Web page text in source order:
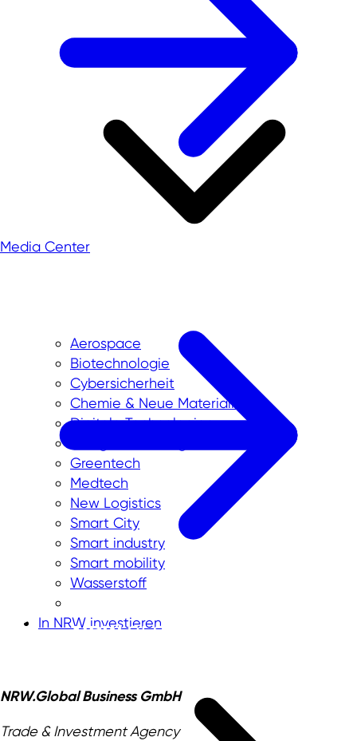
Aerospace
Biotechnologie
Cybersicherheit
Chemie & Neue Materialien
Digitale Technologien
Greentech
Medtech
New Logistics
Smart City
Smart industry
Smart mobility
Wasserstoff
In NRW investieren
Media Center
NRW.Global Business GmbH
Trade & Investment Agency